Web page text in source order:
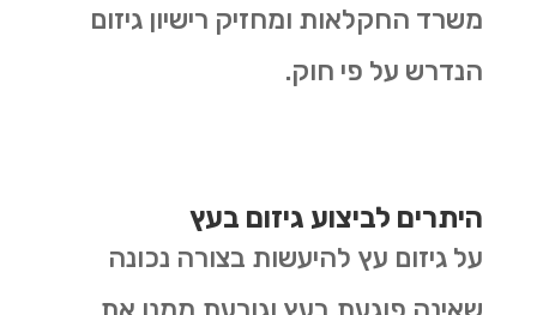
משרד החקלאות ומחזיק רישיון גיזום
הנדרש על פי חוק.
היתרים לביצוע גיזום בעץ
על גיזום עץ להיעשות בצורה נכונה